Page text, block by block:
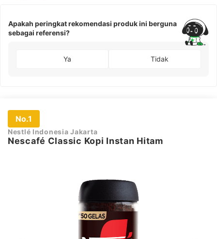
Apakah peringkat rekomendasi produk ini berguna
sebagai referensi?
Ya Tidak
No.1
Nestlé Indonesia Jakarta
Nescafé Classic Kopi Instan Hitam